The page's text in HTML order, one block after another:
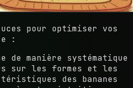
pour optimiser vos
:
de manière systématique
sur les formes et les
des bananes